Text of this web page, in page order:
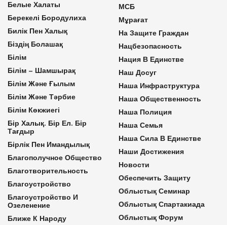
Белые Халаты
Берекелі Бородулиха
Билік Пен Халық
Біздің Болашақ
Білім
Білім – Шамшырақ
Білім Және Ғылым
Білім Және Тәрбие
Білім Көкжиегі
Бір Халық. Бір Ел. Бір
Тағдыр
Бірлік Пен Имандылық
Благополучное Общество
Благотворительность
Благоустройство
Благоустройство И
Озеленение
Ближе К Народу
МСБ
Мұрағат
На Защите Граждан
Нацбезопасность
Нация В Единстве
Наш Досуг
Наша Инфраструктура
Наша Общественность
Наша Полиция
Наша Семья
Наша Сила В Единстве
Наши Достижения
Новости
Обеспечить Защиту
Облыстық Семинар
Облыстық Спартакиада
Облыстық Форум